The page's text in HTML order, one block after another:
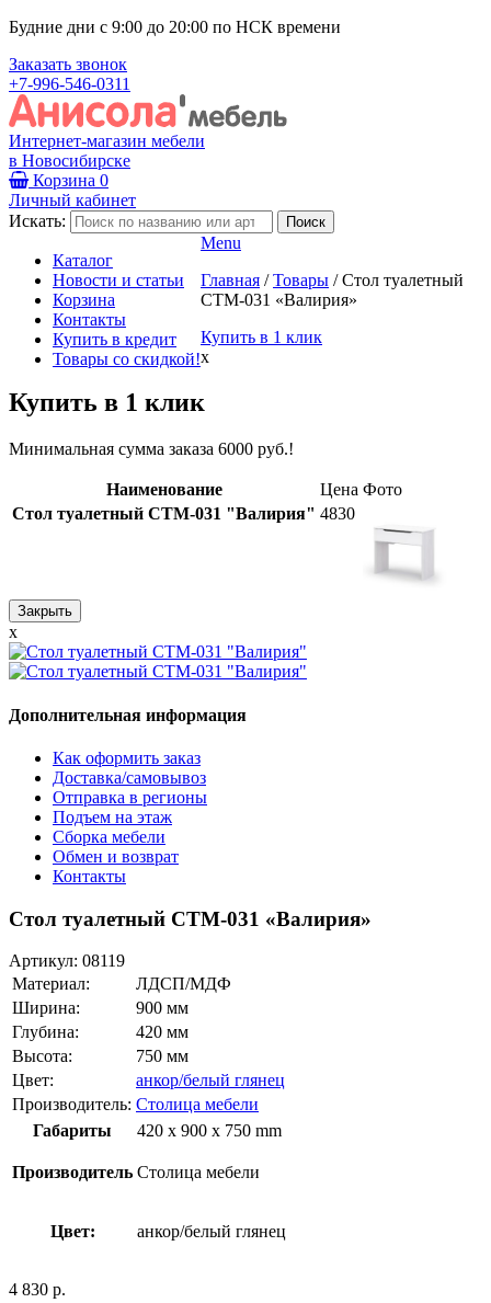
Будние дни с 9:00 до 20:00 по НСК времени
Заказать звонок
+7-996-546-0311
Интернет-магазин мебели
в Новосибирске
Корзина 0
Личный кабинет
Искать:
Каталог
Новости и статьи
Корзина
Контакты
Купить в кредит
Товары со скидкой!
Menu
Главная / Товары / Стол туалетный
СТМ-031 «Валирия»
Купить в 1 клик
x
Купить в 1 клик
Минимальная сумма заказа 6000 руб.!
Наименование Цена Фото
Стол туалетный СТМ-031 "Валирия" 4830
Закрыть
x
Дополнительная информация
Как оформить заказ
Доставка/самовывоз
Отправка в регионы
Подъем на этаж
Сборка мебели
Обмен и возврат
Контакты
Стол туалетный СТМ-031 «Валирия»
Артикул: 08119
Материал:
ЛДСП/МДФ
Ширина:
900 мм
Глубина:
420 мм
Высота:
750 мм
Цвет:
анкор/белый глянец
Производитель: Столица мебели
Габариты
420 x 900 x 750 mm
Производитель Столица мебели
Цвет: анкор/белый глянец
4 830 р.